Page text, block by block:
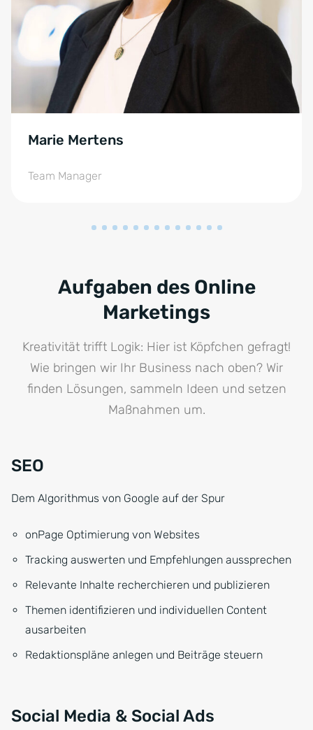
Marie Mertens
Team Manager
Aufgaben des Online
Marketings
Kreativität trifft Logik: Hier ist Köpfchen gefragt!
Wie bringen wir Ihr Business nach oben? Wir
finden Lösungen, sammeln Ideen und setzen
Maßnahmen um.
SEO
Dem Algorithmus von Google auf der Spur
onPage Optimierung von Websites
Tracking auswerten und Empfehlungen aussprechen
Relevante Inhalte recherchieren und publizieren
Themen identifizieren und individuellen Content
ausarbeiten
Redaktionspläne anlegen und Beiträge steuern
Social Media & Social Ads